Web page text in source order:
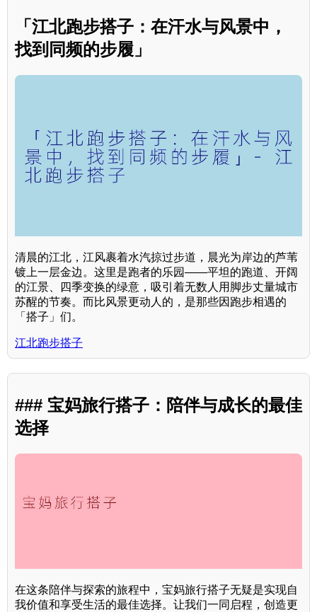
「江北跑步搭子：在汗水与风景中，
找到同频的步履」
清晨的江北，江风裹着水汽掠过步道，晨光为岸边的芦苇
镀上一层金边。这里是跑者的乐园——平坦的跑道、开阔
的江景、四季变换的绿意，吸引着无数人用脚步丈量城市
苏醒的节奏。而比风景更动人的，是那些因跑步相遇的
「搭子」们。
江北跑步搭子
### 宝妈旅行搭子：陪伴与成长的最佳
选择
在这条陪伴与探索的旅程中，宝妈旅行搭子无疑是实现自
我价值和享受生活的最佳选择。让我们一同启程，创造更